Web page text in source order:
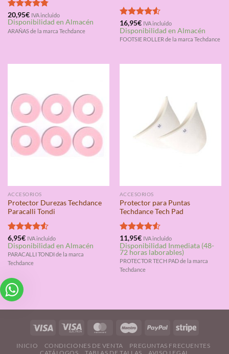
Valorado
con4.75
de 5
20,95€ IVA incluido
Disponibilidad en Almacén
ARAÑAS de la marca Techdance
Valorado
con4.50
de 5
16,95€ IVA incluido
Disponibilidad en Almacén
FOOTSIE ROLLER de la marca Techdance
ACCESORIOS
Protector Durezas Techdance
Paracalli Tondi
Valorado
con4.50
de 5
6,95€ IVA incluido
Disponibilidad en Almacén
PARACALLI TONDI de la marca
Techdance
ACCESORIOS
Protector para Puntas
Techdance Tech Pad
Valorado
con4.50
de 5
11,95€ IVA incluido
Disponibilidad Inmediata (48-
72 horas laborables)
PROTECTOR TECH PAD de la marca
Techdance
INICIO CONDICIONES DE VENTA
PREGUNTAS FRECUENTES